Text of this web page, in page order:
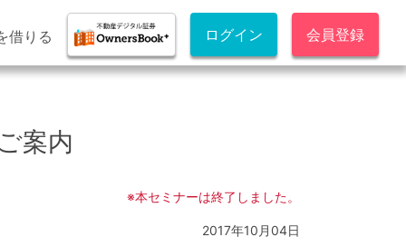
借りる ログイン 会員登録
案内
※本セミナーは終了しました。
2017年10月04日